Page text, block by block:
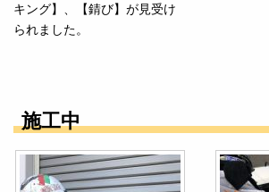
キング】、【錆び】が見受け
られました。
施工中